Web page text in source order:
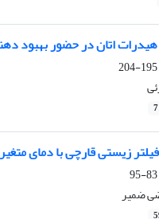
اتان در حضور بهبود
195-204
زیستی قارچی با دمای متغیر
83-95
ضمیر